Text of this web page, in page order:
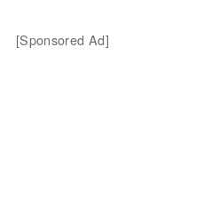
[Sponsored Ad]